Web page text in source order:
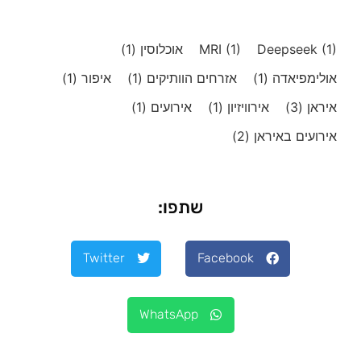
Deepseek (1)
MRI (1) אוכלוסין (1)
אולימפיאדה (1) אזרחים הוותיקים (1) איפור (1)
איראן (3) אירוויזיון (1) אירועים (1)
אירועים באיראן (2)
שתפו:
Facebook
Twitter
WhatsApp